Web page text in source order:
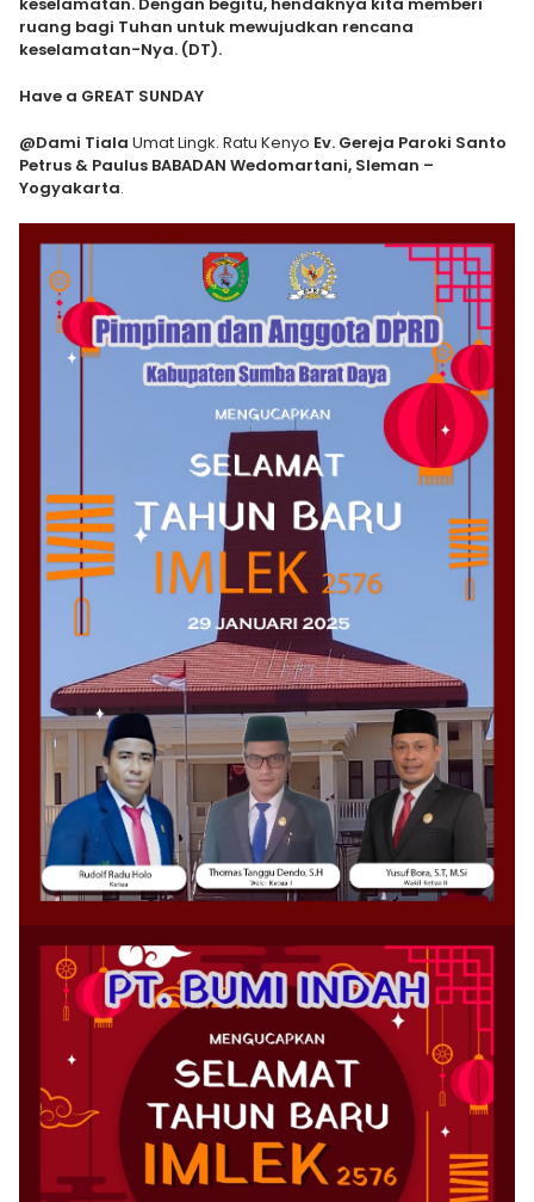
ruang bagi Tuhan untuk mewujudkan rencana
keselamatan-Nya. (DT).
Have a GREAT SUNDAY
@Dami Tiala Umat Lingk. Ratu Kenyo Ev. Gereja Paroki Santo
Petrus & Paulus BABADAN Wedomartani, Sleman –
Yogyakarta.